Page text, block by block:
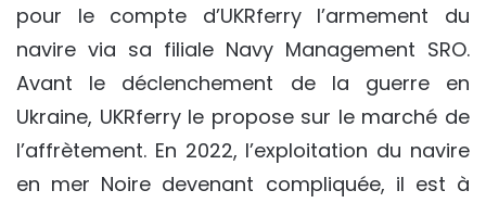
pour le compte d’UKRferry l’armement du
navire via sa filiale Navy Management SRO.
Avant le déclenchement de la guerre en
Ukraine, UKRferry le propose sur le marché de
l’affrètement. En 2022, l’exploitation du navire
en mer Noire devenant compliquée, il est à